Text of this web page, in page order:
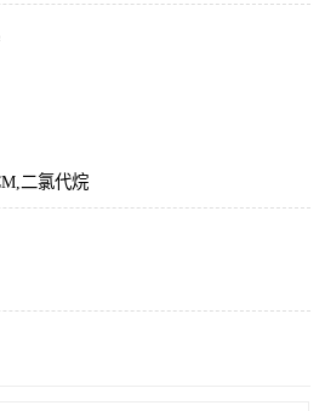
二氯代烷合成中间体